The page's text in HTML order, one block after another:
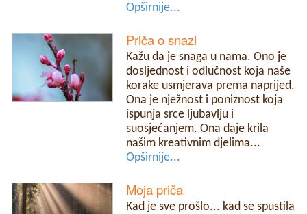
Opširnije...
Priča o snazi
Kažu da je snaga u nama. Ono je
dosljednost i odlučnost koja naše
korake usmjerava prema naprijed.
Ona je nježnost i poniznost koja
ispunja srce ljubavlju i
suosjećanjem. Ona daje krila
našim kreativnim djelima...
Opširnije...
Moja priča
Kad je sve prošlo... kad se spustila